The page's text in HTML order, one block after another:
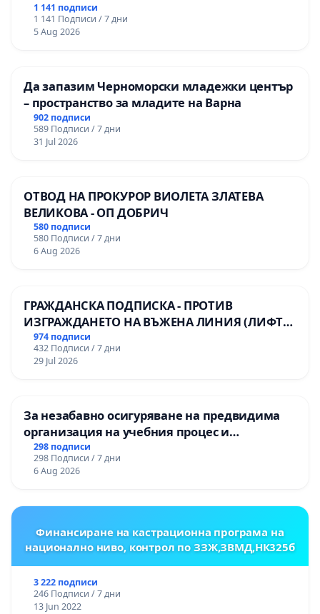
гимназия по промишлени технологии в
Професионалната гимназия по икономика и
мениджмънт – гр. Пазарджик
1 141 подписи
1 141 Подписи / 7 дни
5 Aug 2026
Да запазим Черноморски младежки център
– пространство за младите на Варна
902 подписи
589 Подписи / 7 дни
31 Jul 2026
ОТВОД НА ПРОКУРОР ВИОЛЕТА ЗЛАТЕВА
ВЕЛИКОВА - ОП ДОБРИЧ
580 подписи
580 Подписи / 7 дни
6 Aug 2026
ГРАЖДАНСКА ПОДПИСКА - ПРОТИВ
ИЗГРАЖДАНЕТО НА ВЪЖЕНА ЛИНИЯ (ЛИФТ)
НА ТЕРИТОРИЯТА НА ПРИРОДНА
ЗАБЕЛЕЖИТЕЛНОСТ „ХЪЛМ НА
ОСВОБОДИТЕЛИТЕ“ (БУНАРДЖИК)
974 подписи
432 Подписи / 7 дни
29 Jul 2026
За незабавно осигуряване на предвидима
организация на учебния процес и
гарантиране на правото на равнопоставено
и качествено образование на учениците от
ОУ „Княз Александър I“ и Хуманитарна
298 подписи
298 Подписи / 7 дни
6 Aug 2026
Финансиране на кастрационна програма на
национално ниво, контрол по ЗЗЖ,ЗВМД,НК325б
3 222 подписи
246 Подписи / 7 дни
13 Jun 2022